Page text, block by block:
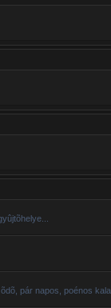
pár napos, poénos